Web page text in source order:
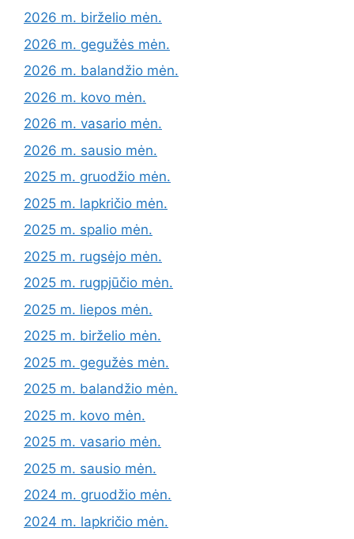
2026 m. birželio mėn.
2026 m. gegužės mėn.
2026 m. balandžio mėn.
2026 m. kovo mėn.
2026 m. vasario mėn.
2026 m. sausio mėn.
2025 m. gruodžio mėn.
2025 m. lapkričio mėn.
2025 m. spalio mėn.
2025 m. rugsėjo mėn.
2025 m. rugpjūčio mėn.
2025 m. liepos mėn.
2025 m. birželio mėn.
2025 m. gegužės mėn.
2025 m. balandžio mėn.
2025 m. kovo mėn.
2025 m. vasario mėn.
2025 m. sausio mėn.
2024 m. gruodžio mėn.
2024 m. lapkričio mėn.